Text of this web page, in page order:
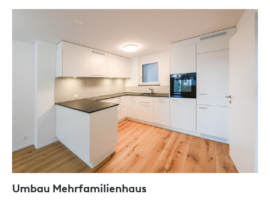
Umbau Mehrfamilienhaus